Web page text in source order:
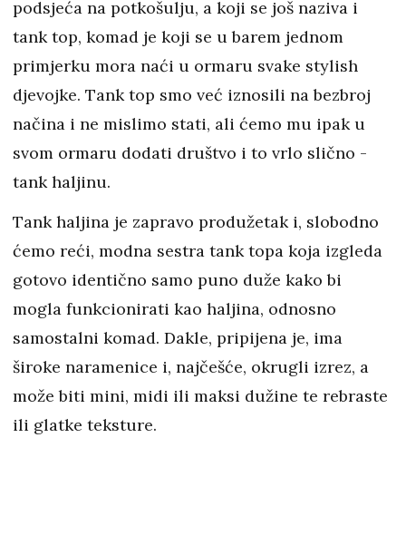
podsjeća na potkošulju, a koji se još naziva i
tank top, komad je koji se u barem jednom
primjerku mora naći u ormaru svake stylish
djevojke. Tank top smo već iznosili na bezbroj
načina i ne mislimo stati, ali ćemo mu ipak u
svom ormaru dodati društvo i to vrlo slično -
tank haljinu.
Tank haljina je zapravo produžetak i, slobodno
ćemo reći, modna sestra tank topa koja izgleda
gotovo identično samo puno duže kako bi
mogla funkcionirati kao haljina, odnosno
samostalni komad. Dakle, pripijena je, ima
široke naramenice i, najčešće, okrugli izrez, a
može biti mini, midi ili maksi dužine te rebraste
ili glatke teksture.